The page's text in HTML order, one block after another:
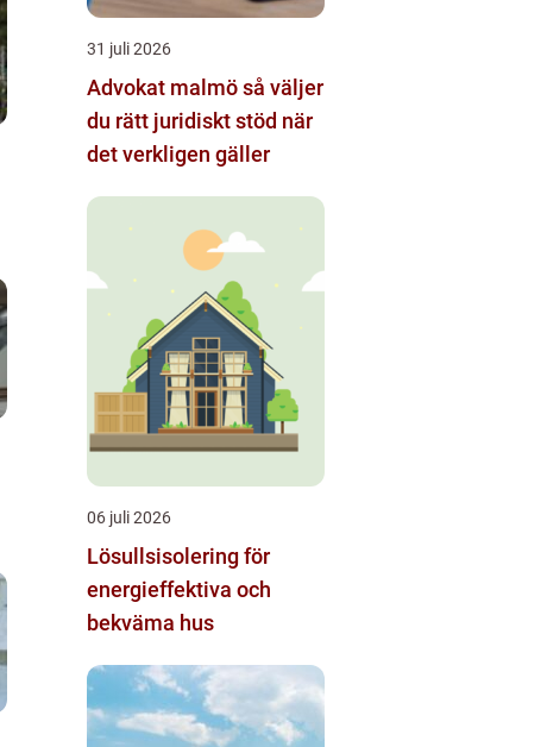
31 juli 2026
Advokat malmö så väljer
du rätt juridiskt stöd när
det verkligen gäller
06 juli 2026
Lösullsisolering för
energieffektiva och
bekväma hus